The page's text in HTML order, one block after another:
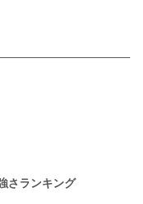
さランキング